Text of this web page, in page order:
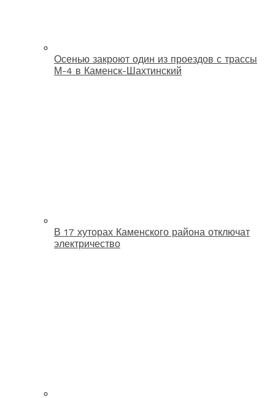
Осенью закроют один из проездов с трассы
М-4 в Каменск-Шахтинский
В 17 хуторах Каменского района отключат
электричество